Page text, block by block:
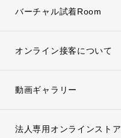
バーチャル試着Room
オンライン接客について
動画ギャラリー
法人専用オンラインストア